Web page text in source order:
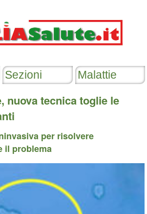
nuova tecnica toglie le
per risolvere
il problema